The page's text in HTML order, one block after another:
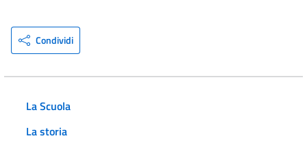
Condividi
La Scuola
La storia